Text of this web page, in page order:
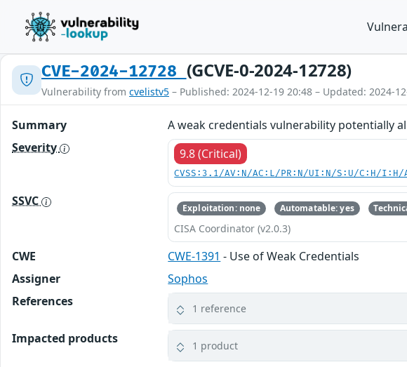
CVE-2024-12728 (GCVE-0-2024-12728)
Vulnerability from cvelistv5 – Published: 2024-12-19 20:48 – Updated: 2024-
Summary
A weak credentials vulnerability potentially
Severity
9.8 (Critical)
CVSS:3.1/AV:N/AC:L/PR:N/UI:N/S:U/C:H/I:H/
SSVC Exploitation: none Automatable: yes
CISA Coordinator (v2.0.3)
CWE CWE-1391 - Use of Weak Credentials
Assigner
Sophos
References
1 reference
Impacted products 1 product